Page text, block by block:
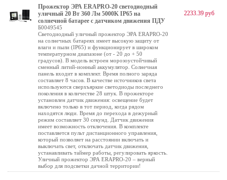
Прожектор ЭРА ERAPRO-20 светодиодный
уличный 20 Вт 360 Лм 5000K IP65 на
солнечной батарее с датчиком движения ПДУ
Б0049545
Cветодиодный уличный прожектор ЭРА ERAPRO-20
на солнечных батареях имеет высокую защиту от
влаги и пыли (IP65) и функционирует в широком
температурном диапазоне (от - 20 до + 50
градусов). В модель встроен морозоустойчивый
сменный литий-ионный аккумулятор. Солнечная
панель входит в комплект. Время полного заряда
составляет 8 часов. В качестве источников света
используются сверхъяркие светодиоды последнего
поколения в количестве 28 штук. В прожекторе
установлен датчик движения: освещение будет
включено только в тот период, когда рядом
находятся люди. Время до перехода в дежурный
режим составляет 30 секунд. Датчик движения
имеет возможность отключения. В комплекте
поставляется пульт дистанционного управления,
который позволяет на расстоянии включать и
выключать свет, отключать датчик движения,
устанавливать таймер работы, регулировать яркость.
Уличный прожектор ЭРА ERAPRO-20 – верный
выбор для подсветки дачной территории!
2233.39 руб